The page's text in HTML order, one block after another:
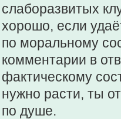
слаборазвитых
хорошо, если
по моральному
комментарии в
фактическому
нужно расти, ты
по душе.